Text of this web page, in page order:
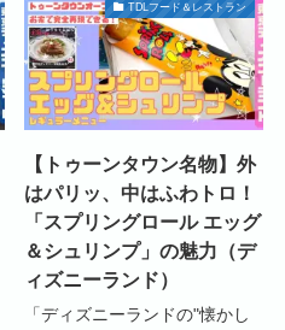
TDLフード＆レストラン
【トゥーンタウン名物】外
はパリッ、中はふわトロ！
「スプリングロール エッグ
＆シュリンプ」の魅力（デ
ィズニーランド）
「ディズニーランドの"懐かし